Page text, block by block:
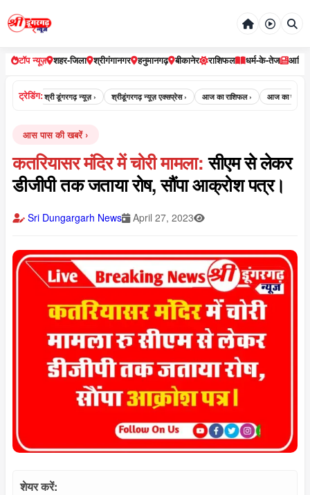
टॉप न्यूज़ शहर-जिला श्रीगंगानगर हनुमानगढ़ बीकानेर राशिफल धर्म-के-तेज
ट्रेडिंग:
न्यूज़ › श्री डूंगरगढ़ न्यूज़ › श्रीडूंगरगढ़ न्यूज़ एक्सप्रेस › आज का राशिफल › आज का पंचांग ›
आस पास की खबरें
कतरियासर मंदिर में चोरी मामला: सीएम से लेकर
डीजीपी तक जताया रोष, सौंपा आक्रोश पत्र।
Sri Dungargarh News April 27, 2023
शेयर करें: